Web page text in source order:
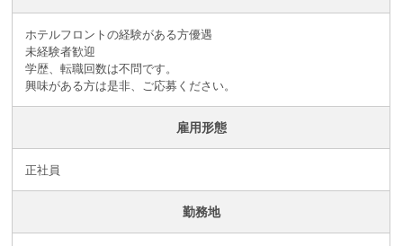
ホテルフロントの経験がある方優遇
未経験者歓迎
学歴、転職回数は不問です。
興味がある方は是非、ご応募ください。
雇用形態
正社員
勤務地